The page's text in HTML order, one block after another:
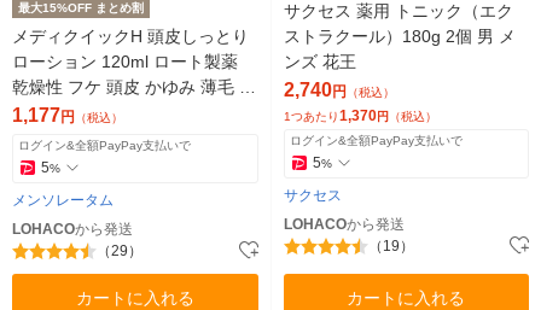
最大15%OFF まとめ割
メディクイックH 頭皮しっとり
ローション 120ml ロート製薬
乾燥性 フケ 頭皮 かゆみ 薄毛 脱
1,177円 （税込）
ログイン&全額PayPay支払いで
5%
メンソレータム
LOHACOから発送
（29）
カートに入れる
サクセス 薬用 トニック（エク
ストラクール）180g 2個 男 メ
ンズ 花王
2,740円
（税込）
1つあたり1,370円 （税込）
ログイン&全額PayPay支払いで
5%
サクセス
LOHACOから発送
（19）
カートに入れる